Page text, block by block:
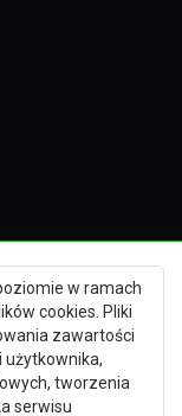
w ramach
cookies. Pliki
zawartości
tworzenia
serwisu